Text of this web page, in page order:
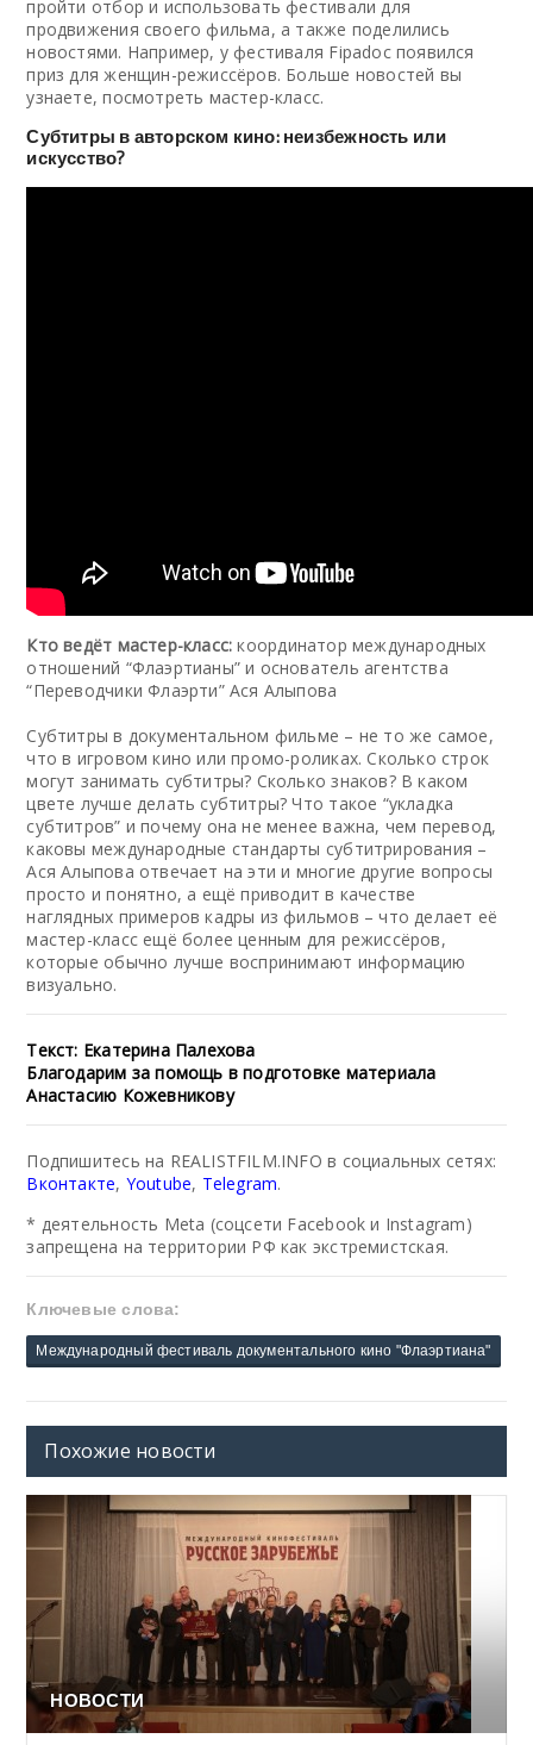
пройти отбор и использовать фестивали для
продвижения своего фильма, а также поделились
новостями. Например, у фестиваля Fipadoc появился
приз для женщин-режиссёров. Больше новостей вы
узнаете, посмотреть мастер-класс.
Субтитры в авторском кино: неизбежность или
искусство?
Кто ведёт мастер-класс:координатор международных
отношений “Флаэртианы” и основатель агентства
“Переводчики Флаэрти” Ася Алыпова
Субтитры в документальном фильме – не то же самое,
что в игровом кино или промо-роликах. Сколько строк
могут занимать субтитры? Сколько знаков? В каком
цвете лучше делать субтитры? Что такое “укладка
субтитров” и почему она не менее важна, чем перевод,
каковы международные стандарты субтитрирования –
Ася Алыпова отвечает на эти и многие другие вопросы
просто и понятно, а ещё приводит в качестве
наглядных примеров кадры из фильмов – что делает её
мастер-класс ещё более ценным для режиссёров,
которые обычно лучше воспринимают информацию
визуально.
Текст: Екатерина Палехова
Благодарим за помощь в подготовке материала
Анастасию Кожевникову
Подпишитесь на REALISTFILM.INFO в социальных сетях:
Вконтакте, Youtube, Telegram.
* деятельность Meta (соцсети Facebook и Instagram)
запрещена на территории РФ как экстремистская.
Ключевые слова:
Международный фестиваль документального кино "Флаэртиана"
Похожие новости
НОВОСТИ